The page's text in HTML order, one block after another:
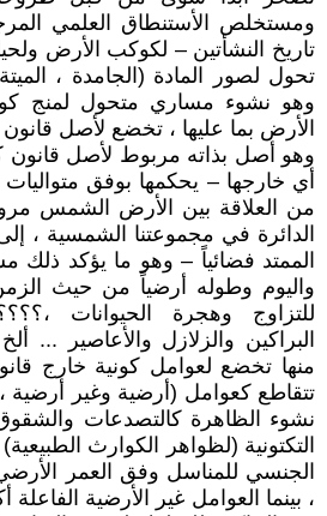
ومستخلص الأستنطاق العلمي
تاريخ النشأتين – لكوكب الأرض
تحول لصور المادة (الجامدة ،
وهو نشوء مساري متحول لمنج
الأرض بما عليها ، تخضع لأصل
وهو أصل بذاته مربوط لأصل قانون
أي خارجها – يحكمها بوفق متواليات
من العلاقة بين الأرض الشمس
الدائرة في مجموعتنا الشمسية ،
الممتد فضائياً – وهو ما يؤكد ذلك
واليوم وطوله أرضياً من حيث
للتزاوج وهجرة الحيوانات
البراكين والزلازل والأعاصير ...
منها تخضع لعوامل كونية خارج
تتقاطع كعوامل (أرضية وغير
نشوء الظاهرة كالتصدعات
التكتونية (لظواهر الكوارث
الجنسي للمناسل وفق العمر الأرضي
، بينما العوامل غير الأرضية الفاعلة